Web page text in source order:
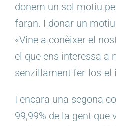
donem un sol motiu
faran. I donar un
«Vine a conèixer el
el que ens interessa a
senzillament fer-los-el
I encara una segona
99,99% de la gent que